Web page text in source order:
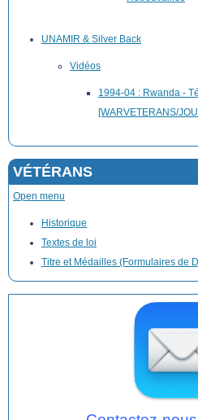
UNAMIR & Silver Back
Vidéos
1994-04 : Rwanda -
[WARVETERANS/
VÉTÉRANS
Open menu
Historique
Textes de loi
Titre et Médailles (Formulaires de